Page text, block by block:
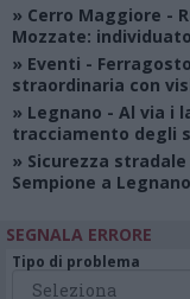
» Cerro Maggiore -
Mozzate:
» Eventi -
straordinaria con
» Legnano - Al via i
tracciamento degli
» Sicurezza stradale
Sempione a
SEGNALA ERRORE
Tipo di problema